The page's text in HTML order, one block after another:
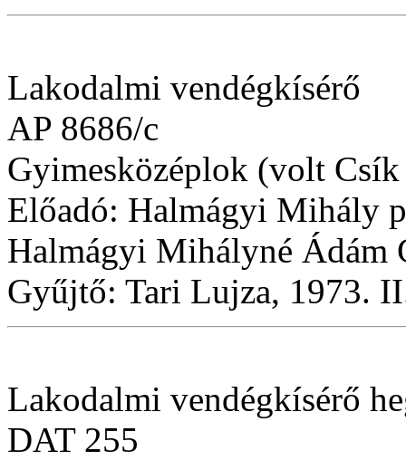
Lakodalmi vendégkísérő
AP 8686/c
Gyimesközéplok (volt
Előadó: Halmágyi Mihály
Halmágyi Mihályné Ádám
Gyűjtő: Tari Lujza, 1973.
Lakodalmi vendégkísérő
DAT 255